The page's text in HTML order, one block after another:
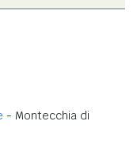
- Montecchia di